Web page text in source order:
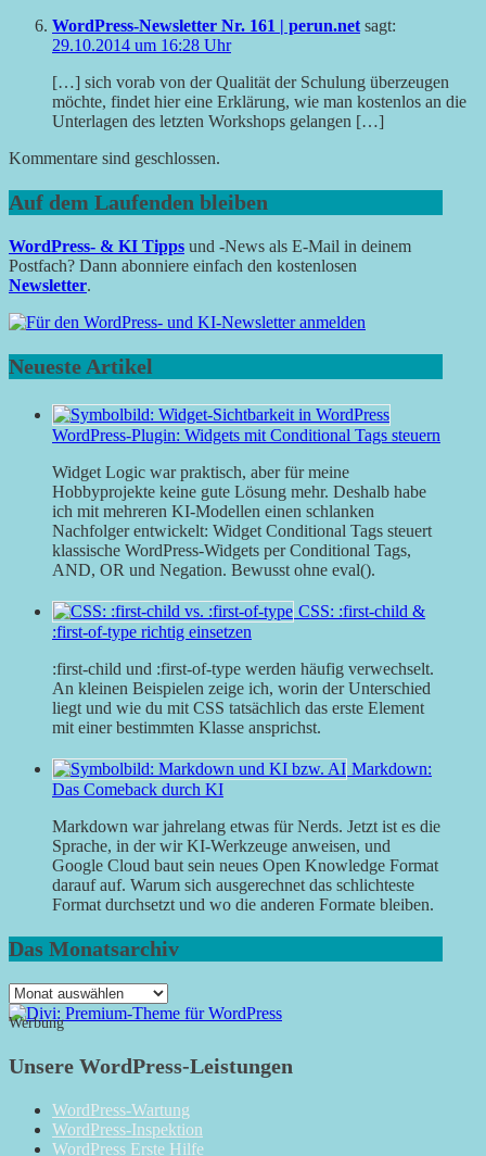
WordPress-Newsletter Nr. 161 | perun.net sagt:
29.10.2014 um 16:28 Uhr
[…] sich vorab von der Qualität der Schulung überzeugen
möchte, findet hier eine Erklärung, wie man kostenlos an die
Unterlagen des letzten Workshops gelangen […]
Kommentare sind geschlossen.
Auf dem Laufenden bleiben
WordPress- & KI Tipps und -News als E-Mail in deinem
Postfach? Dann abonniere einfach den kostenlosen
Newsletter.
Neueste Artikel
WordPress-Plugin: Widgets mit Conditional Tags steuern
Widget Logic war praktisch, aber für meine
Hobbyprojekte keine gute Lösung mehr. Deshalb habe
ich mit mehreren KI-Modellen einen schlanken
Nachfolger entwickelt: Widget Conditional Tags steuert
klassische WordPress-Widgets per Conditional Tags,
AND, OR und Negation. Bewusst ohne eval().
CSS: :first-child &
:first-of-type richtig einsetzen
:first-child und :first-of-type werden häufig verwechselt.
An kleinen Beispielen zeige ich, worin der Unterschied
liegt und wie du mit CSS tatsächlich das erste Element
mit einer bestimmten Klasse ansprichst.
Markdown:
Das Comeback durch KI
Markdown war jahrelang etwas für Nerds. Jetzt ist es die
Sprache, in der wir KI-Werkzeuge anweisen, und
Google Cloud baut sein neues Open Knowledge Format
darauf auf. Warum sich ausgerechnet das schlichteste
Format durchsetzt und wo die anderen Formate bleiben.
Das Monatsarchiv
Das
Monatsarchiv
Werbung
Unsere WordPress-Leistungen
WordPress-Wartung
WordPress-Inspektion
WordPress Erste Hilfe